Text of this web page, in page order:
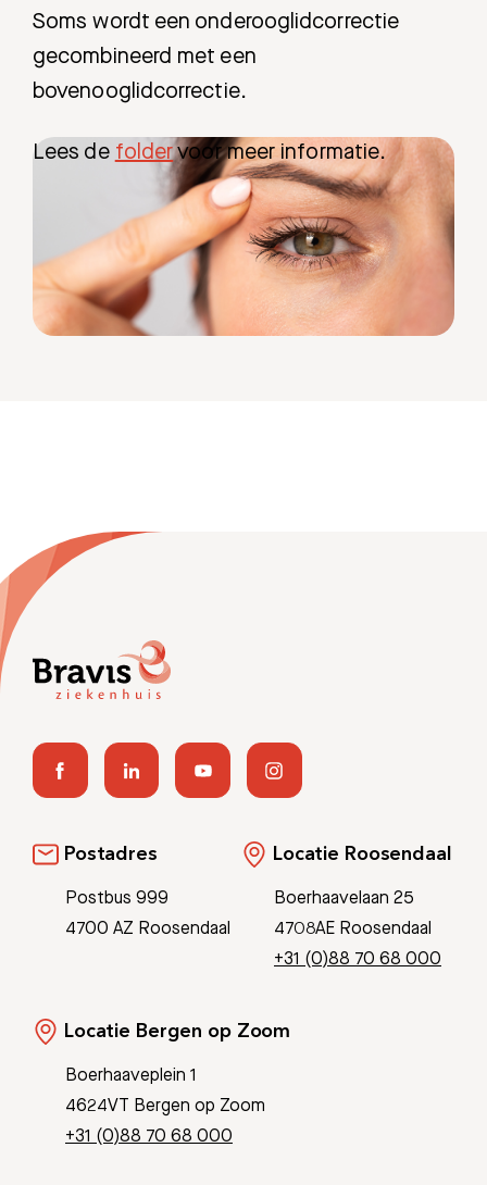
Meest gezocht:
Bezoektijden
Afspraak maken
Afdelingen
Soms wordt een onderooglidcorrectie
gecombineerd met een
bovenooglidcorrectie.
Lees de foldervoor meer informatie.
Postadres
Postbus 999
4700 AZ Roosendaal
Locatie Roosendaal
Boerhaavelaan 25
4708AE Roosendaal
+31 (0)88 70 68 000
Locatie Bergen op Zoom
Boerhaaveplein 1
4624VT Bergen op Zoom
+31 (0)88 70 68 000